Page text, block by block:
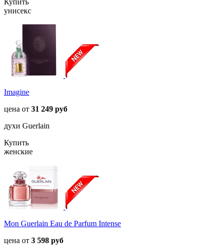
унисекс
Imagine
цена от 31 249 руб
духи Guerlain
Купить
женские
Mon Guerlain Eau de Parfum Intense
цена от 3 598 руб